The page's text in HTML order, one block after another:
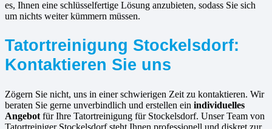
es, Ihnen eine schlüsselfertige Lösung anzubieten, sodass Sie sich
um nichts weiter kümmern müssen.
Tatortreinigung Stockelsdorf:
Kontaktieren Sie uns
Zögern Sie nicht, uns in einer schwierigen Zeit zu kontaktieren. Wir
beraten Sie gerne unverbindlich und erstellen ein individuelles
Angebot für Ihre Tatortreinigung für Stockelsdorf. Unser Team von
Tatortreiniger Stockelsdorf steht Ihnen professionell und diskret zur